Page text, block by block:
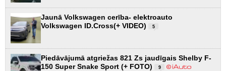
Jaunā Volkswagen cerība- elektroauto
Volkswagen ID.Cross(+ VIDEO)
5
Piedāvājumā atgriežas 821 Zs jaudīgais Shelby F-
150 Super Snake Sport (+ FOTO)
9